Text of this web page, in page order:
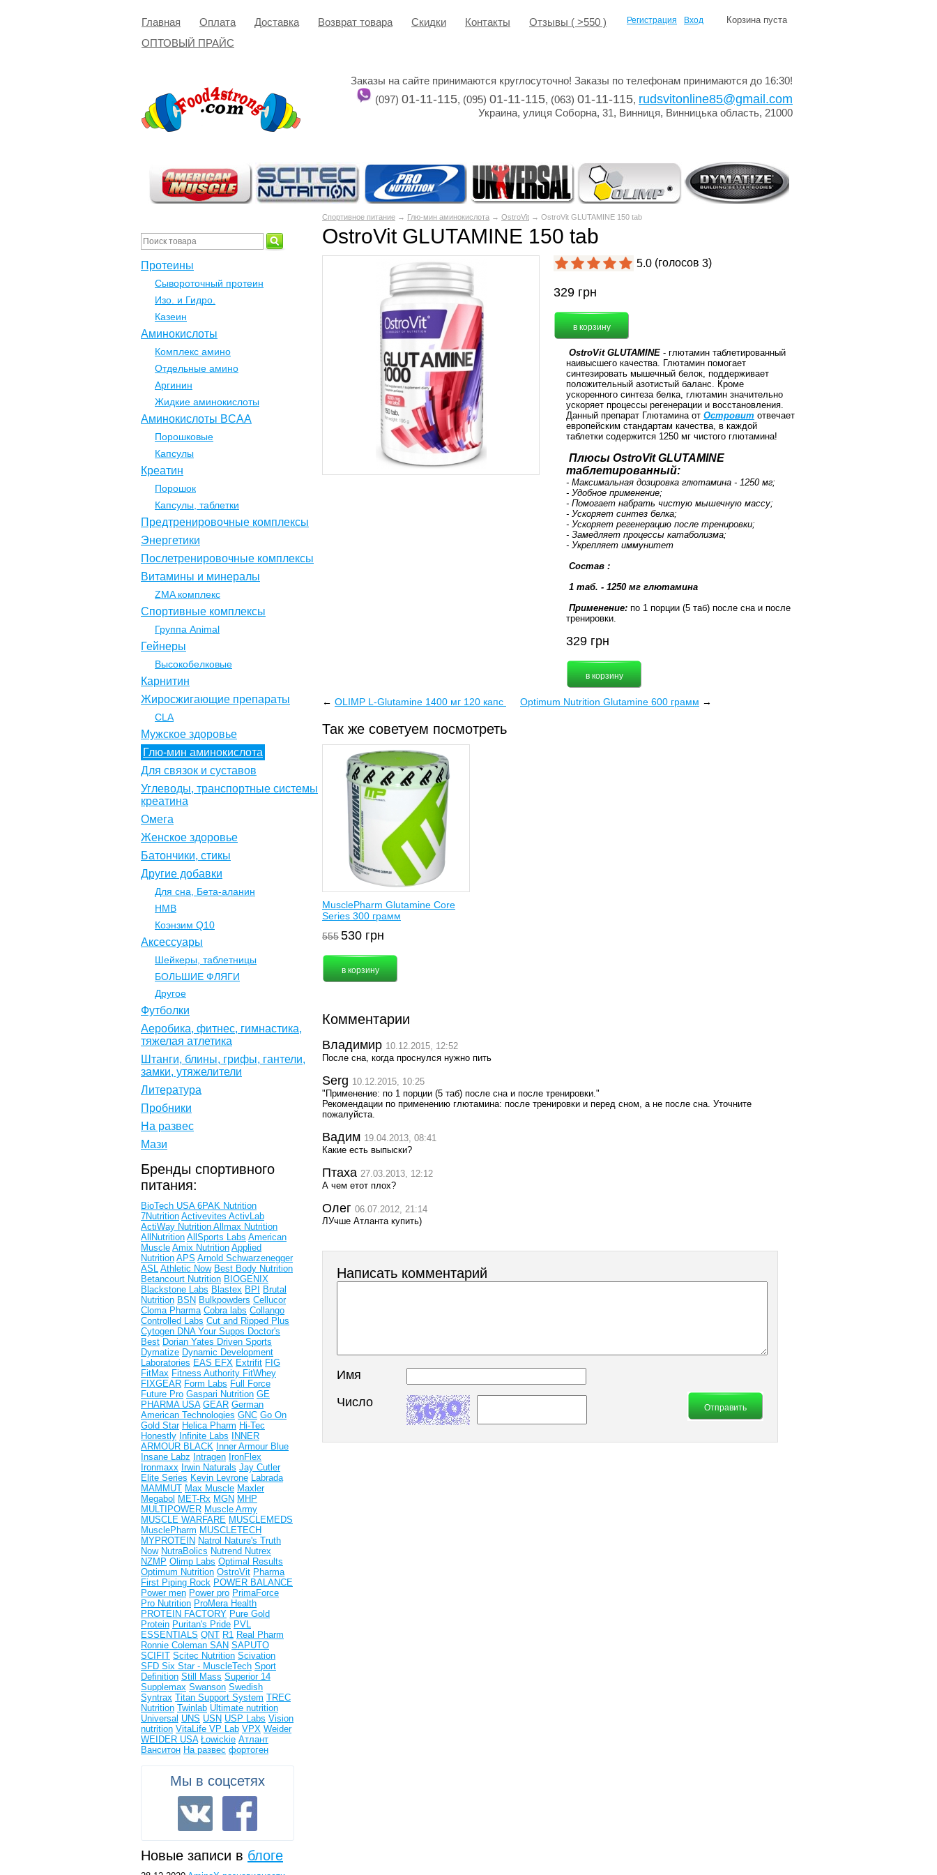
Главная Оплата Доставка Возврат товара Cкидки Контакты
Отзывы ( >550 )
ОПТОВЫЙ ПРАЙС
Корзина пуста
Регистрация Вход
Заказы на сайте принимаются круглосуточно! Заказы по телефонам принимаются до 16:30!
(097) 01-11-115, (095) 01-11-115, (063) 01-11-115, rudsvitonline85@gmail.com
Украина, улиця Соборна, 31, Винниця, Винницька область, 21000
Спортивное питание → Глю-мин аминокислота → OstroVit → OstroVit GLUTAMINE 150 tab
OstroVit GLUTAMINE 150 tab
5.0 (голосов 3)
329 грн
OstroVit GLUTAMINE - глютамин таблетированный
наивысшего качества. Глютамин помогает
синтезировать мышечный белок, поддерживает
положительный азотистый баланс. Кроме
ускоренного синтеза белка, глютамин значительно
ускоряет процессы регенерации и восстановления.
Данный препарат Глютамина от Островит отвечает
европейским стандартам качества, в каждой
таблетки содержится 1250 мг чистого глютамина!
Плюсы OstroVit GLUTAMINE
таблетированный:
- Максимальная дозировка глютамина - 1250 мг;
- Удобное применение;
- Помогает набрать чистую мышечную массу;
- Ускоряет синтез белка;
- Ускоряет регенерацию после тренировки;
- Замедляет процессы катаболизма;
- Укрепляет иммунитет
Состав :
1 таб. - 1250 мг глютамина
Применение: по 1 порции (5 таб) после сна и после
тренировки.
329 грн
← OLIMP L-Glutamine 1400 мг 120 капс Optimum Nutrition Glutamine 600 грамм →
Так же советуем посмотреть
MusclePharm Glutamine Core
Series 300 грамм
555530 грн
Комментарии
Владимир 10.12.2015, 12:52
После сна, когда проснулся нужно пить
Serg 10.12.2015, 10:25
"Применение: по 1 порции (5 таб) после сна и после тренировки."
Рекомендации по применению глютамина: после тренировки и перед сном, а не после сна. Уточните
пожалуйста.
Вадим 19.04.2013, 08:41
Какие есть выпыски?
Птаха 27.03.2013, 12:12
А чем етот плох?
Олег 06.07.2012, 21:14
ЛУчше Атланта купить)
Написать комментарий
Имя
Число
Протеины
Сывороточный протеин
Изо. и Гидро.
Казеин
Аминокислоты
Комплекс амино
Отдельные амино
Аргинин
Жидкие аминокислоты
Аминокислоты BCAA
Порошковые
Капсулы
Креатин
Порошок
Капсулы, таблетки
Предтренировочные комплексы
Энергетики
Послетренировочные комплексы
Витамины и минералы
ZMA комплекс
Спортивные комплексы
Группа Animal
Гейнеры
Высокобелковые
Карнитин
Жиросжигающие препараты
CLA
Мужское здоровье
Глю-мин аминокислота
Для связок и суставов
Углеводы, транспортные системы
креатина
Омега
Женское здоровье
Батончики, стикы
Другие добавки
Для сна, Бета-аланин
НМВ
Коэнзим Q10
Аксессуары
Шейкеры, таблетницы
БОЛЬШИЕ ФЛЯГИ
Другое
Футболки
Аеробика, фитнес, гимнастика,
тяжелая атлетика
Штанги, блины, грифы, гантели,
замки, утяжелители
Литература
Пробники
На развес
Мази
Бренды спортивного
питания:
BioTech USA 6PAK Nutrition
7Nutrition Activevites ActivLab
ActiWay Nutrition Allmax Nutrition
AllNutrition AllSports Labs American
Muscle Amix Nutrition Applied
Nutrition APS Arnold Schwarzenegger
ASL Athletic Now Best Body Nutrition
Betancourt Nutrition BIOGENIX
Blackstone Labs Blastex BPI
Brutal
Nutrition BSN Bulkpowders Cellucor
Cloma Pharma Cobra labs Collango
Controlled Labs Cut and Ripped Plus
Cytogen DNA Your Supps Doctor's
Best Dorian Yates Driven Sports
Dymatize Dynamic Development
Laboratories EAS EFX Extrifit FIG
FitMax Fitness Authority FitWhey
FIXGEAR Form Labs Full Force
Future Pro Gaspari Nutrition GE
PHARMA USA GEAR German
American Technologies GNC Go On
Gold Star Helica Pharm Hi-Tec
Honestly Infinite Labs
INNER
ARMOUR BLACK Inner Armour Blue
Insane Labz Intragen IronFlex
Ironmaxx Irwin Naturals Jay Cutler
Elite Series Kevin Levrone Labrada
MAMMUT Max Muscle Maxler
Megabol MET-Rx MGN MHP
MULTIPOWER Muscle Army
MUSCLE WARFARE MUSCLEMEDS
MusclePharm MUSCLETECH
MYPROTEIN Natrol Nature's Truth
Now NutraBolics Nutrend Nutrex
NZMP Olimp Labs Optimal Results
Optimum Nutrition OstroVit Pharma
First Piping Rock POWER BALANCE
Power men Power pro PrimaForce
Pro Nutrition ProMera Health
PROTEIN FACTORY Pure Gold
Protein Puritan's Pride PVL
ESSENTIALS QNT R1 Real Pharm
Ronnie Coleman SAN SAPUTO
SCIFIT Scitec Nutrition Scivation
SFD Six Star - MuscleTech Sport
Definition Still Mass Superior 14
Supplemax Swanson Swedish
Syntrax Titan Support System TREC
Nutrition Twinlab Ultimate nutrition
Universal UNS USN USP Labs Vision
nutrition VitaLife VP Lab VPX Weider
WEIDER USA Łowickie Атлант
Ванситон На развес фортоген
Мы в соцсетях
Новые записи в блоге